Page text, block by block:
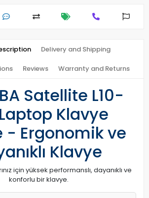
Delivery and Shipping
Reviews Warranty and Returns
Satellite L10-
Klavye
- Ergonomik ve
Klavye
için yüksek performanslı, dayanıklı ve
konforlu bir klavye.